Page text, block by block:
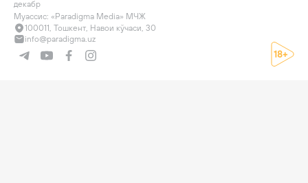
декабр
Муассис: «Paradigma Media» МЧЖ
100011, Тошкент, Навои кўчаси, 30
info@paradigma.uz